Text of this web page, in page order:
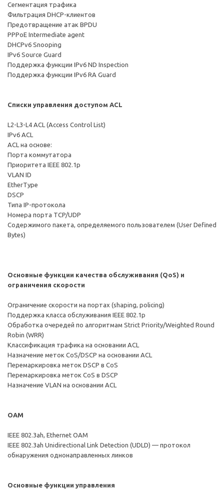
Сегментация трафика
Фильтрация DHCP-клиентов
Предотвращение атак BPDU
PPPoE Intermediate agent
DHCPv6 Snooping
IPv6 Source Guard
Поддержка функции IPv6 ND Inspection
Поддержка функции IPv6 RA Guard
Списки управления доступом ACL
L2-L3-L4 ACL (Access Control List)
IPv6 ACL
ACL на основе:
Порта коммутатора
Приоритета IEEE 802.1p
VLAN ID
EtherType
DSCP
Типа IP-протокола
Номера порта TCP/UDP
Содержимого пакета, определяемого пользователем (User Defined
Bytes)
Основные функции качества обслуживания (QoS) и
ограничения скорости
Ограничение скорости на портах (shaping, policing)
Поддержка класса обслуживания IEEE 802.1p
Обработка очередей по алгоритмам Strict Priority/Weighted Round
Robin (WRR)
Классификация трафика на основании ACL
Назначение меток CoS/DSCP на основании ACL
Перемаркировка меток DSCP в CoS
Перемаркировка меток CoS в DSCP
Назначение VLAN на основании ACL
ОАМ
IEEE 802.3ah, Ethernet OAM
IEEE 802.3ah Unidirectional Link Detection (UDLD) — протокол
обнаружения однонаправленных линков
Основные функции управления